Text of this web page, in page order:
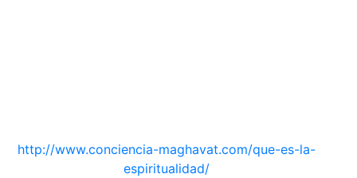
http://www.conciencia-maghavat.com/que-es-la-
espiritualidad/